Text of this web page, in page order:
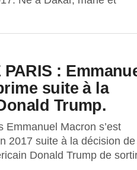
PARIS :
suite à la
Trump.
Emmanuel Macron s’est
2017 suite à la décision de
Donald Trump de